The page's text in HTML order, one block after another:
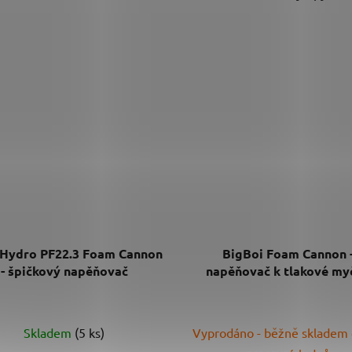
PF22.3 Foam Cannon
- špičkový napěňovač
Skladem (5 ks)
BigBoi Foam Cannon
napěňovač k tlakové
hodnocení
Vyprodáno - běžně skladem